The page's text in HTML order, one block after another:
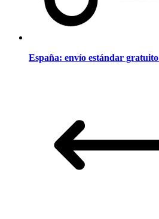
España: envío estándar gratuito